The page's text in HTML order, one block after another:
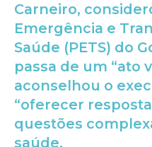
Carneiro,
Emergência e
Saúde (PETS) do
passa de um “ato
aconselhou o
“oferecer
questões
saúde.